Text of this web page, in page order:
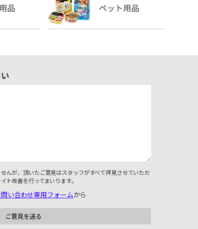
んが、頂いたご意見はスタッフがすべて拝見させていただ
ト改善を行ってまいります。
問い合わせ専用フォームから